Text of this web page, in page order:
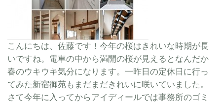
こんにちは、佐藤です！今年の桜はきれいな時期が長
いですね。電車の中から満開の桜が見えるとなんだか
春のウキウキ気分になります。一昨日の定休日に行っ
てみた新宿御苑もまだまだきれいに咲いていました。
さて今年に入ってからアイディールでは事務所のゴミ